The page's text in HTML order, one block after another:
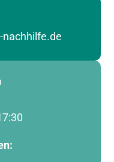
nachhilfe.de